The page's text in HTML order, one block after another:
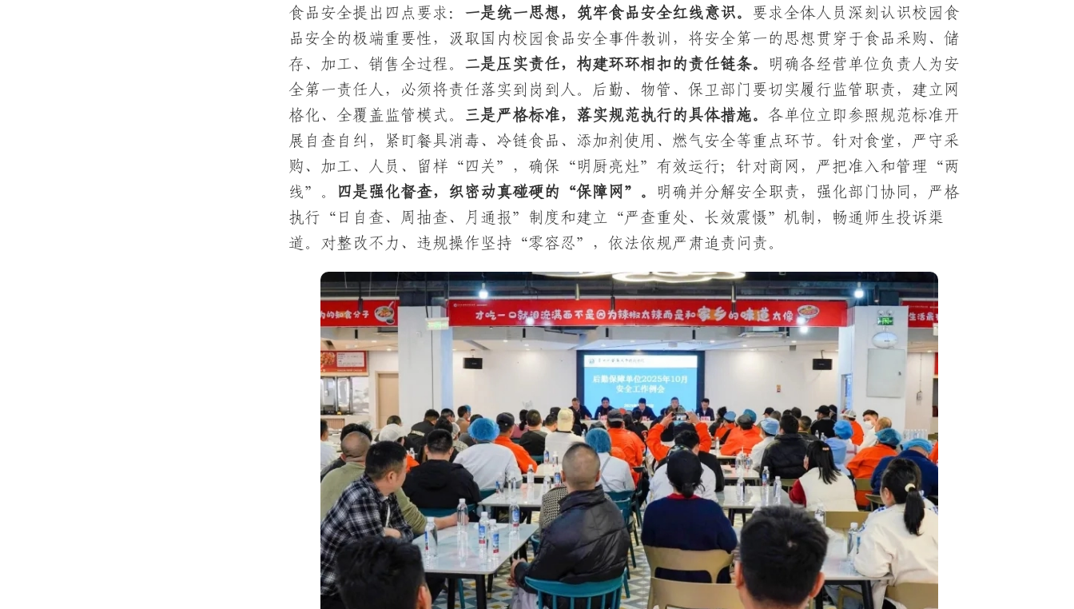
食品安全提出四点要求： 一是统一思想，筑牢食品安全红线意识。 要求全体人员深刻认识校园食
品安全的极端重要性，汲取国内校园食品安全事件教训，将安全第一的思想贯穿于食品采购、储
存、加工、销售全过程。 二是压实责任，构建环环相扣的责任链条。 明确各经营单位负责人为安
全第一责任人，必须将责任落实到岗到人。后勤、物管、保卫部门要切实履行监管职责，建立网
格化、全覆盖监管模式。
三是严格标准，落实规范执行的具体措施。 各单位立即参照规范标准开
展自查自纠，紧盯餐具消毒、冷链食品、添加剂使用、燃气安全等重点环节。针对食堂，严守采
购、加工、人员、留样“四关”，确保“明厨亮灶”有效运行；针对商网，严把准入和管理“两
线”。
四是强化督查，织密动真碰硬的“保障网”。 明确并分解安全职责，强化部门协同，严格
执行“日自查、周抽查、月通报”制度和建立“严查重处、长效震慑”机制，畅通师生投诉渠
道。对整改不力、违规操作坚持“零容忍”，依法依规严肃追责问责。